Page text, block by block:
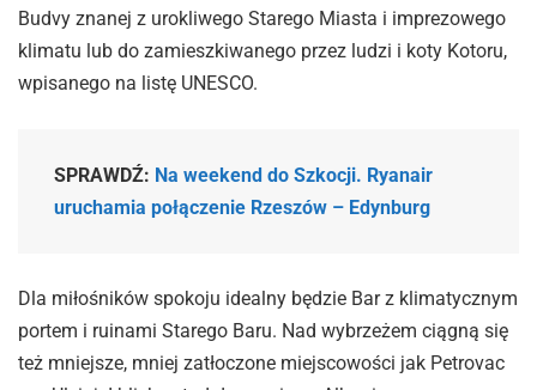
Budvy znanej z urokliwego Starego Miasta i imprezowego
klimatu lub do zamieszkiwanego przez ludzi i koty Kotoru,
wpisanego na listę UNESCO.
SPRAWDŹ: Na weekend do Szkocji. Ryanair
uruchamia połączenie Rzeszów – Edynburg
Dla miłośników spokoju idealny będzie Bar z klimatycznym
portem i ruinami Starego Baru. Nad wybrzeżem ciągną się
też mniejsze, mniej zatłoczone miejscowości jak Petrovac